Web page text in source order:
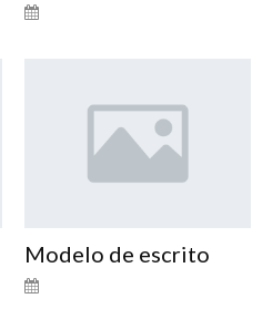
Modelo de escrito